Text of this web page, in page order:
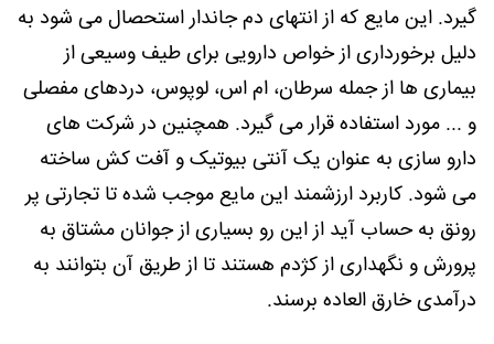
گیرد. این مایع که از انتهای دم جاندار استحصال می شود به
دلیل برخورداری از خواص دارویی برای طیف وسیعی از
بیماری ها از جمله سرطان، ام اس، لوپوس، دردهای مفصلی
و ... مورد استفاده قرار می گیرد. همچنین در شرکت های
دارو سازی به عنوان یک آنتی بیوتیک و آفت کش ساخته
می شود. کاربرد ارزشمند این مایع موجب شده تا تجارتی پر
رونق به حساب آید از این رو بسیاری از جوانان مشتاق به
پرورش و نگهداری از کژدم هستند تا از طریق آن بتوانند به
درآمدی خارق العاده برسند.